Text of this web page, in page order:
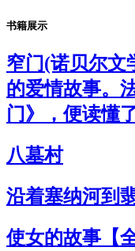
书籍展示
窄门(诺贝尔文
的爱情故事。
门》，便读懂
八墓村
沿着塞纳河到
使女的故事【